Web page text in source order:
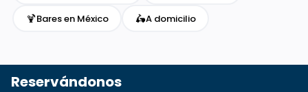
🍹Bares en México 🛵A domicilio
Reservándonos